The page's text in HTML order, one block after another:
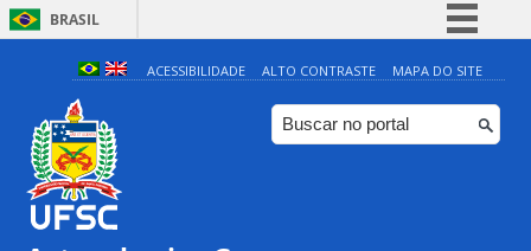
BRASIL
Simplifique!
Comunica BR
Participe
ACESSIBILIDADE ALTO CONTRASTE MAPA DO SITE